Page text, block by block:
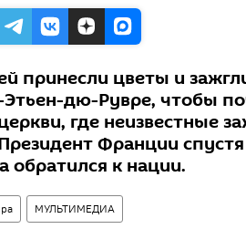
принесли цветы и
дю-Рувре, чтобы
где неизвестные
Франции
обратился к нации.
МУЛЬТИМЕДИА